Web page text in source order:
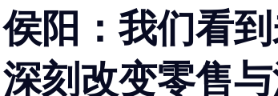
侯阳：我们看
深刻改变零售